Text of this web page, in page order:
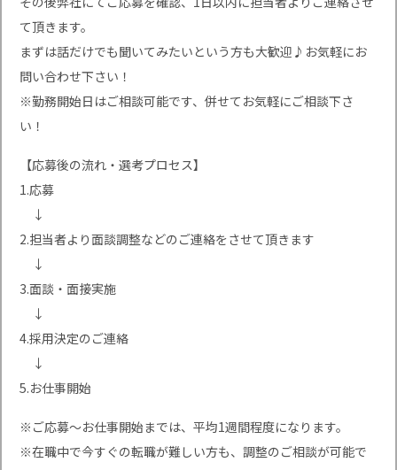
て頂きます。
まずは話だけでも聞いてみたいという方も大歓迎♪お気軽にお
問い合わせ下さい！
※勤務開始日はご相談可能です、併せてお気軽にご相談下さ
い！
【応募後の流れ・選考プロセス】
1.応募
↓
2.担当者より面談調整などのご連絡をさせて頂きます
↓
3.面談・面接実施
↓
4.採用決定のご連絡
↓
5.お仕事開始
※ご応募〜お仕事開始までは、平均1週間程度になります。
※在職中で今すぐの転職が難しい方も、調整のご相談が可能で